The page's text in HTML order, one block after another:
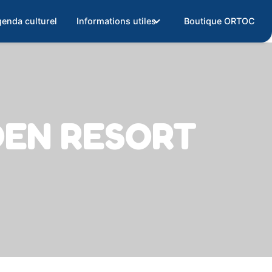
culturel Informations utiles Boutique ORTOC
RESORT